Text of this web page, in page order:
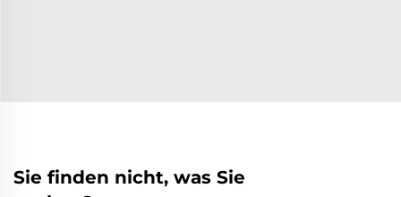
Sie finden nicht, was Sie